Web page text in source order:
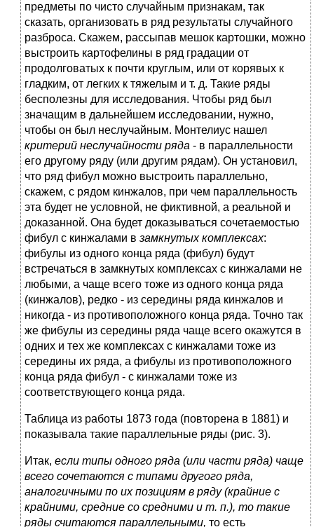
предметы по чисто случайным признакам, так
сказать, организовать в ряд результаты случайного
разброса. Скажем, рассыпав мешок картошки, можно
выстроить картофелины в ряд градации от
продолговатых к почти круглым, или от корявых к
гладким, от легких к тяжелым и т. д. Такие ряды
бесполезны для исследования. Чтобы ряд был
значащим в дальнейшем исследовании, нужно,
чтобы он был неслучайным. Монтелиус нашел
критерий неслучайности ряда - в параллельности
его другому ряду (или другим рядам). Он установил,
что ряд фибул можно выстроить параллельно,
скажем, с рядом кинжалов, при чем параллельность
эта будет не условной, не фиктивной, а реальной и
доказанной. Она будет доказываться сочетаемостью
фибул с кинжалами в замкнутых комплексах:
фибулы из одного конца ряда (фибул) будут
встречаться в замкнутых комплексах с кинжалами не
любыми, а чаще всего тоже из одного конца ряда
(кинжалов), редко - из середины ряда кинжалов и
никогда - из противоположного конца ряда. Точно так
же фибулы из середины ряда чаще всего окажутся в
одних и тех же комплексах с кинжалами тоже из
середины их ряда, а фибулы из противоположного
конца ряда фибул - с кинжалами тоже из
соответствующего конца ряда.
Таблица из работы 1873 года (повторена в 1881) и
показывала такие параллельные ряды (рис. 3).
Итак, если типы одного ряда (или части ряда) чаще
всего сочетаются с типами другого ряда,
аналогичными по их позициям в ряду (крайние с
крайними, средние со средними и т. п.), то такие
ряды считаются параллельными, то есть